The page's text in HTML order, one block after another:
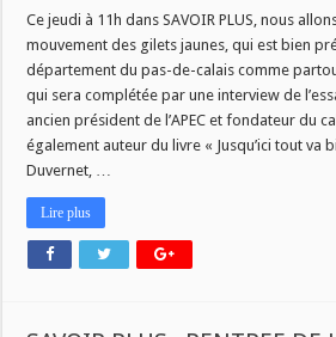
Ce jeudi à 11h dans SAVOIR PLUS, nous
mouvement des gilets jaunes, qui est bien
département du pas-de-calais comme
qui sera complétée par une interview de
ancien président de l’APEC et fondateur du
également auteur du livre « Jusqu’ici tout va
Duvernet, …
Lire plus